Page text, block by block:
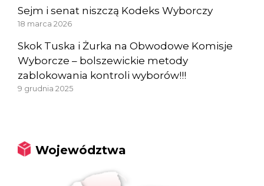
Sejm i senat niszczą Kodeks Wyborczy
18 marca 2026
Skok Tuska i Żurka na Obwodowe Komisje
Wyborcze – bolszewickie metody
zablokowania kontroli wyborów!!!
9 grudnia 2025
Województwa